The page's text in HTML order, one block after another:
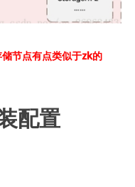
节点有点类似于zk的
配置